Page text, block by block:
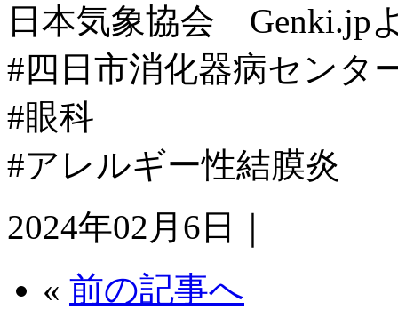
日本気象協会 Genki.jp
#四日市消化器病センタ
#眼科
#アレルギー性結膜炎
2024年02月6日｜
« 前の記事へ